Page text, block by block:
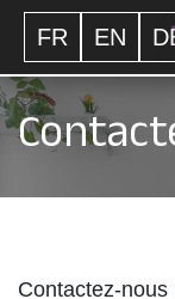
Se rendre au
Contactez-
FR EN